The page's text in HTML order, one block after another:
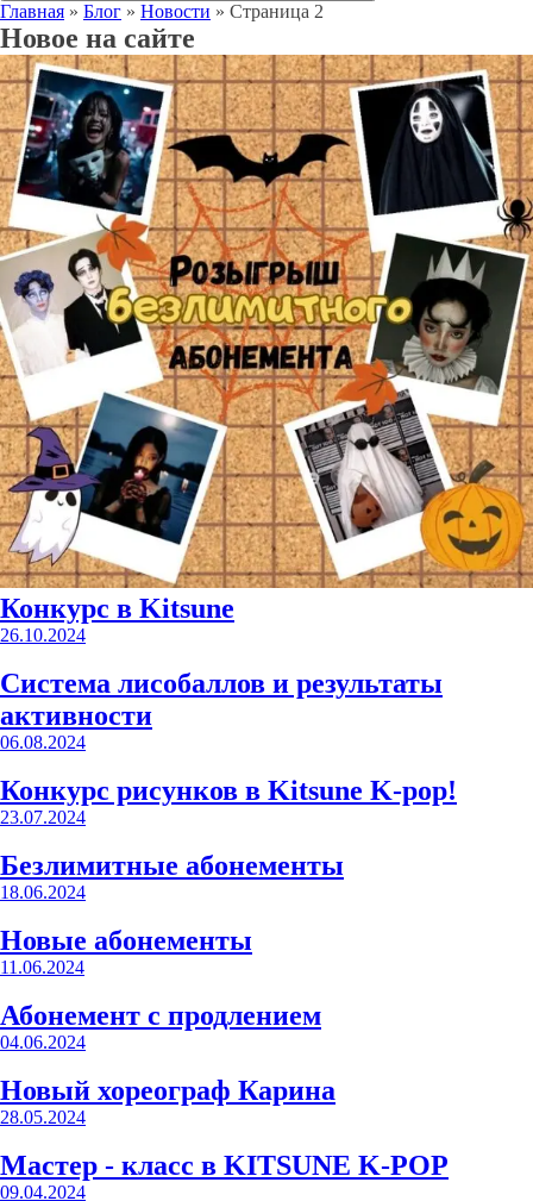
Главная » Блог » Новости » Страница 2
Новое на сайте
Конкурс в Kitsune
26.10.2024
Система лисобаллов и результаты
активности
06.08.2024
Конкурс рисунков в Kitsune K-pop!
23.07.2024
Безлимитные абонементы
18.06.2024
Новые абонементы
11.06.2024
Абонемент с продлением
04.06.2024
Новый хореограф Карина
28.05.2024
Мастер - класс в KITSUNE K-POP
09.04.2024